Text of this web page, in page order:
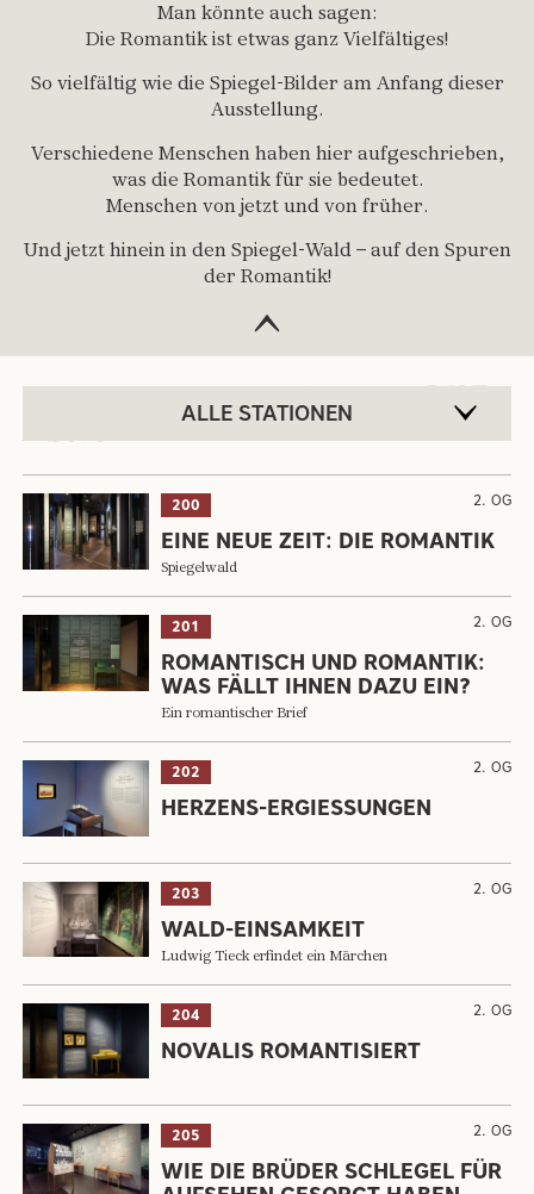
Man könnte auch sagen:
Die Romantik ist etwas ganz Vielfältiges!
So vielfältig wie die Spiegel-Bilder am Anfang dieser
Ausstellung.
Verschiedene Menschen haben hier aufgeschrieben,
was die Romantik für sie bedeutet.
Menschen von jetzt und von früher.
Und jetzt hinein in den Spiegel-Wald – auf den Spuren
der Romantik!
ALLE STATIONEN
200 2. OG
EINE NEUE ZEIT: DIE ROMANTIK
Spiegelwald
201 2. OG
ROMANTISCH UND ROMANTIK:
WAS FÄLLT IHNEN DAZU EIN?
Ein romantischer Brief
202 2. OG
HERZENS-ERGIESSUNGEN
203 2. OG
WALD-EINSAMKEIT
Ludwig Tieck erfindet ein Märchen
204 2. OG
NOVALIS ROMANTISIERT
205 2. OG
WIE DIE BRÜDER SCHLEGEL FÜR